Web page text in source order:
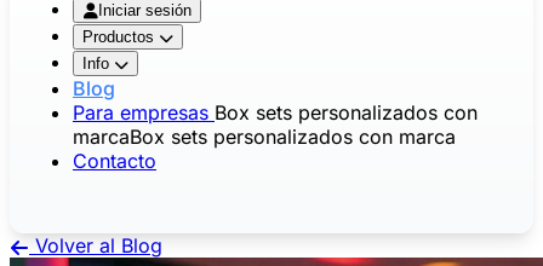
Iniciar sesión
Productos
Info
Blog
Para empresas Box sets personalizados con
marcaBox sets personalizados con marca
Contacto
Volver al Blog